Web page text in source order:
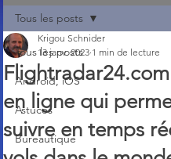
Tous les posts
Android, iOS
Astuces
Bureautique
Tous les posts
en ligne qui
suivre en temps
Krigou Schnider
13 janv. 2023 1 min de lecture